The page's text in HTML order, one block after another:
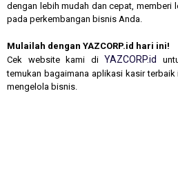
dengan lebih mudah dan cepat, memberi
pada perkembangan bisnis Anda.
Mulailah dengan YAZCORP.id hari ini!
Cek website kami di YAZCORP.id
temukan bagaimana aplikasi kasir
mengelola bisnis.